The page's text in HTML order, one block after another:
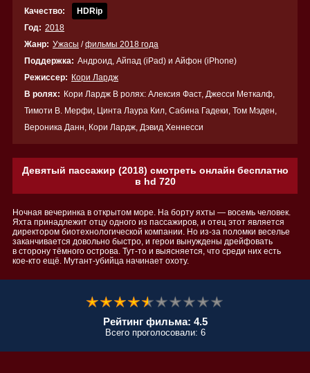
Качество:
HDRip
Год: 2018
Жанр: Ужасы /фильмы 2018 года
Поддержка: Андроид, Айпад (iPad) и Айфон (iPhone)
Режиссер: Кори Лардж
В ролях: Кори Лардж В ролях: Алексия Фаст, Джесси Меткалф,
Тимоти В. Мерфи, Цинта Лаура Кил, Сабина Гадеки, Том Мэден,
Вероника Данн, Кори Лардж, Дэвид Хеннесси
Девятый пассажир (2018) смотреть онлайн бесплатно
в hd 720
Ночная вечеринка в открытом море. На борту яхты — восемь человек.
Яхта принадлежит отцу одного из пассажиров, и отец этот является
директором биотехнологической компании. Но из-за поломки веселье
заканчивается довольно быстро, и герои вынуждены дрейфовать
в сторону тёмного острова. Тут-то и выясняется, что среди них есть
кое-кто ещё. Мутант-убийца начинает охоту.
Рейтинг фильма: 4.5
Всего проголосовали: 6